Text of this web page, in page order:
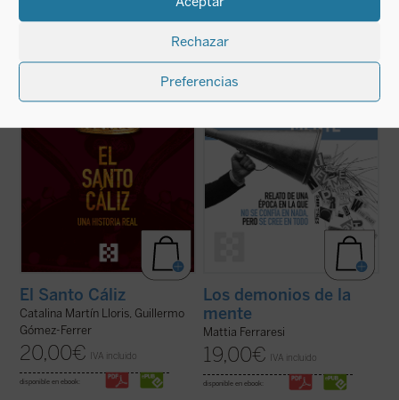
Rechazar
Preferencias
Desde los testimonios de los peregrinos a
través del objeto sagrado más buscado del
El Santo Cáliz
Catalina Martín Lloris, Guillermo
Gómez-Ferrer
20,00€ IVA incluido
disponible en ebook:
Con ejemplos que van desde las redes
instantáneas hasta teorías sobre los
lucidez al caos de un mundo en el que ya no
Los demonios de la
mente
Mattia Ferraresi
19,00€ IVA incluido
disponible en ebook: